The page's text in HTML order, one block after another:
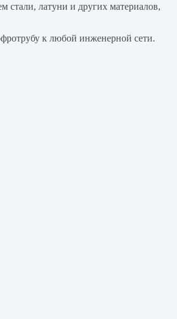
стали, латуни и других материалов,
к любой инженерной сети.